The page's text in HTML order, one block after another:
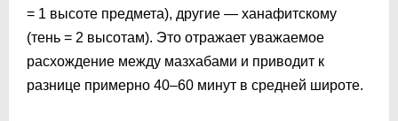
= 1 высоте предмета), другие — ханафитскому
(тень = 2 высотам). Это отражает уважаемое
расхождение между мазхабами и приводит к
разнице примерно 40–60 минут в средней широте.